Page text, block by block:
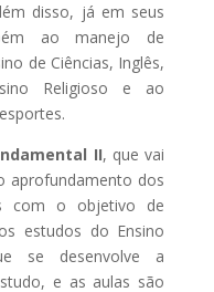
disso, já em seus
ao manejo de
de Ciências, Inglês,
Religioso e ao
II, que vai
aprofundamento dos
com o objetivo de
estudos do Ensino
se desenvolve a
e as aulas são